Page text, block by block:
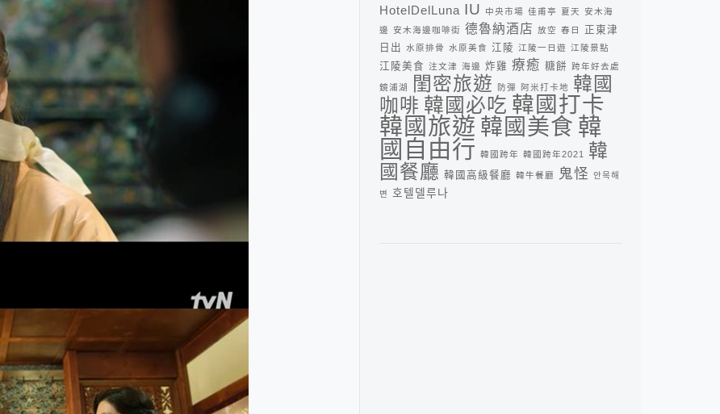
HotelDelLuna IU 中央市場 佳甫亭 夏天 安木海
邊 安木海邊咖啡街 德魯納酒店 放空 春日
正東津
日出 水原排骨 水原美食 江陵 江陵一日遊 江陵景點
江陵美食 注文津 海邊 炸雞 療癒 糖餅 跨年好去處
鏡浦湖 閨密旅遊 防彈 阿米打卡地
韓國
咖啡 韓國必吃 韓國打卡
韓國旅遊 韓國美食 韓
國自由行 韓國跨年 韓國跨年2021
韓
國餐廳 韓國高級餐廳 韓牛餐廳 鬼怪 안목해
변
호텔델루나